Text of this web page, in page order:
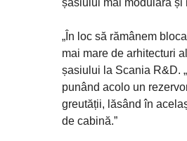
șasiului mai modulara și
„În loc să rămânem
mai mare de arhitecturi
șasiului la Scania R&D.
punând acolo un
greutății, lăsând în
de cabină.”